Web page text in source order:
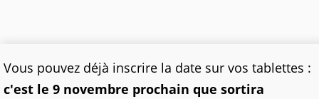
Vous pouvez déjà inscrire la date sur vos tablettes :
c'est le 9 novembre prochain que sortira